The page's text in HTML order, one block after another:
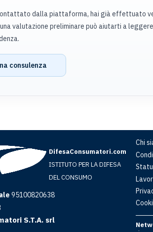
dalla piattaforma, hai già effettuato
valutazione preliminare può aiutarti a
consulenza
DifesaConsumatori.com
ISTITUTO PER LA DIFESA
DEL CONSUMO
95100820638
S.T.A. srl
Chi